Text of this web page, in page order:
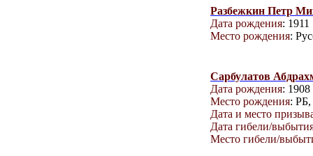
Разбежкин Петр
Дата рождения: 1911
Место рождения:
Сарбулатов
Дата рождения: 1908
Место рождения: РБ,
Дата и место
Дата гибели/
Место гибели/